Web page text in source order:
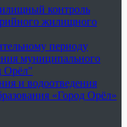
контроль
жилищного
периоду
муниципального
Орёл"
и водоотведения
«Город Орёл»